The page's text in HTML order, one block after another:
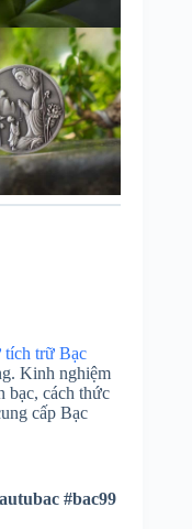
trữ Bạc
Kinh nghiệm
bạc, cách thức
cấp Bạc
#bac99